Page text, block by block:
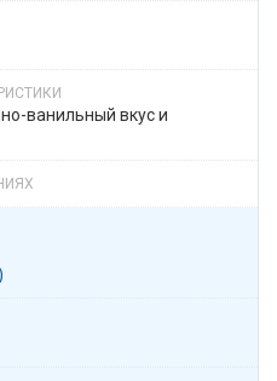
ванильный вкус и